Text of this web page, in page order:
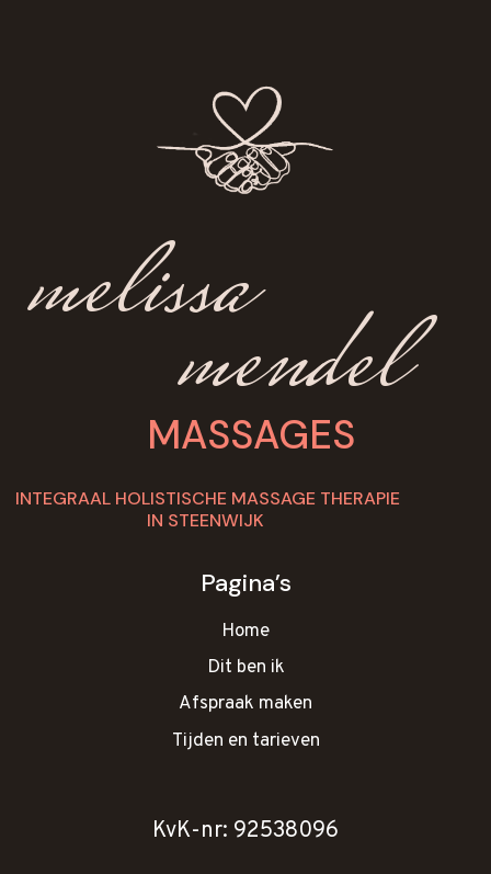
melissamendel
MASSAGES
INTEGRAAL HOLISTISCHE MASSAGE THERAPIE
IN STEENWIJK
Pagina’s
Home
Dit ben ik
Afspraak maken
Tijden en tarieven
KvK-nr: 92538096